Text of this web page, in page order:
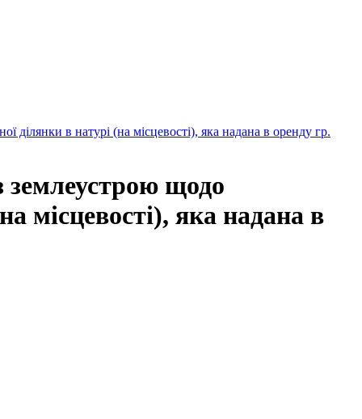
ділянки в натурі (на місцевості), яка надана в оренду гр.
землеустрою щодо
місцевості), яка надана в